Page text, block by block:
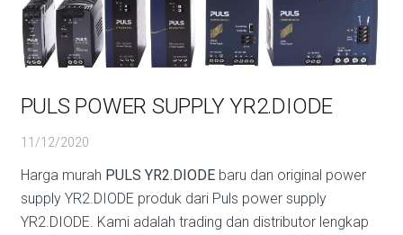
PULS POWER SUPPLY YR2.DIODE
11/12/2020
Harga murah PULS YR2.DIODEbaru dan original power
supply YR2.DIODE produk dari Puls power supply
YR2.DIODE. Kami adalah trading dan distributor lengkap